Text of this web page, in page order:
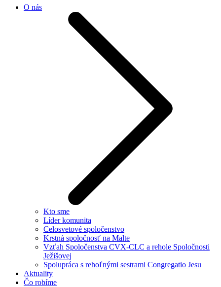
O nás
Kto sme
Líder komunita
Celosvetové spoločenstvo
Krstná spoločnosť na Malte
Vzťah Spoločenstva CVX-CLC a rehole Spoločnosti
Ježišovej
Spolupráca s rehoľnými sestrami Congregatio Jesu
Aktuality
Čo robíme